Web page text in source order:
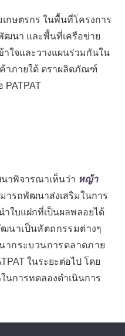
กษตรกร ในพื้นที่โครงการ
ฒนา และพื้นที่เครือข่าย
าใจและวางแผนร่วมกันใน
าภายใต้ ตราผลิตภัณฑ์
PATPAT
าพิจารณาเห็นว่า หญ้า
รถพัฒนาส่งเสริมในการ
ใบแฝกที่เป็นผลพลอยได้
นาเป็นหัตถกรรมต่างๆ
ากระบวนการตลาดภาย
ในระยะต่อไป โดย
นการทดลองดำเนินการ